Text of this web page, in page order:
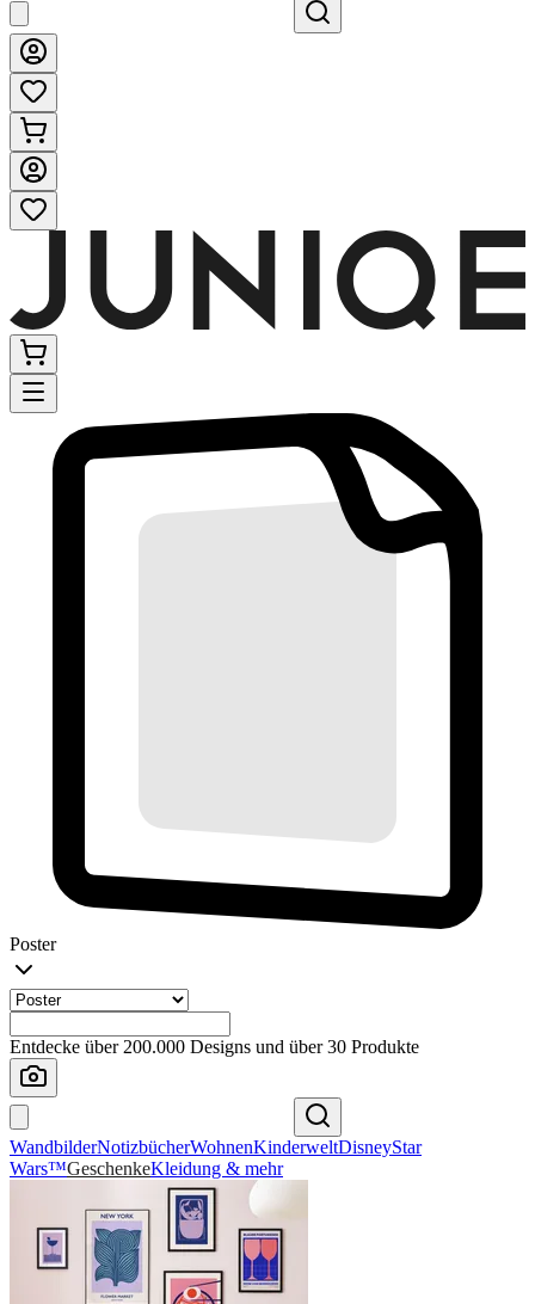
Poster
Entdecke über 200.000 Designs und über 30 Produkte
WandbilderNotizbücherWohnenKinderweltDisneyStar
Wars™GeschenkeKleidung & mehr